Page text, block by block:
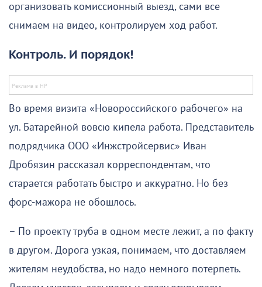
организовать комиссионный выезд, сами все
снимаем на видео, контролируем ход работ.
Контроль. И порядок!
Во время визита «Новороссийского рабочего» на
ул. Батарейной вовсю кипела работа. Представитель
подрядчика ООО «Инжстройсервис» Иван
Дробязин рассказал корреспондентам, что
старается работать быстро и аккуратно. Но без
форс-мажора не обошлось.
– По проекту труба в одном месте лежит, а по факту
в другом. Дорога узкая, понимаем, что доставляем
жителям неудобства, но надо немного потерпеть.